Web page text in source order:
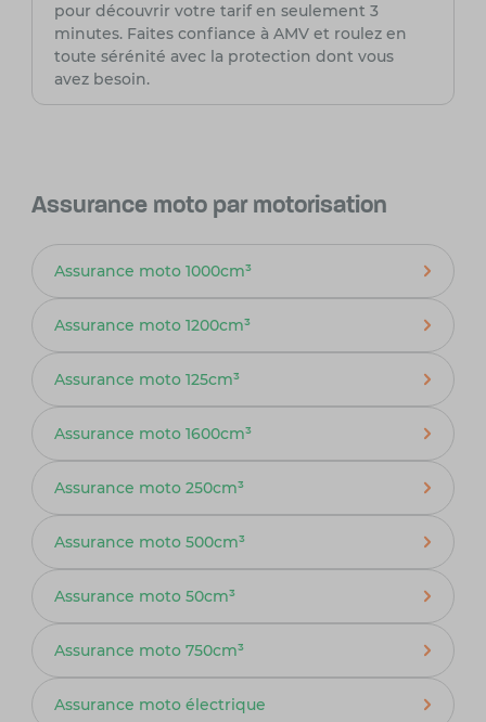
pour découvrir votre tarif en seulement 3
minutes. Faites confiance à AMV et roulez en
toute sérénité avec la protection dont vous
avez besoin.
Assurance moto par motorisation
Assurance moto 1000cm³
Assurance moto 1200cm³
Assurance moto 125cm³
Assurance moto 1600cm³
Assurance moto 250cm³
Assurance moto 500cm³
Assurance moto 50cm³
Assurance moto 750cm³
Assurance moto électrique